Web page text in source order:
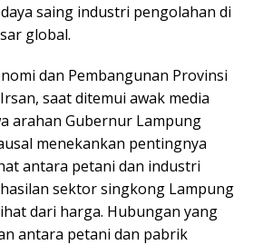
saing industri pengolahan di
global.
dan Pembangunan Provinsi
saat ditemui awak media
arahan Gubernur Lampung
menekankan pentingnya
antara petani dan industri
sektor singkong Lampung
dari harga. Hubungan yang
antara petani dan pabrik